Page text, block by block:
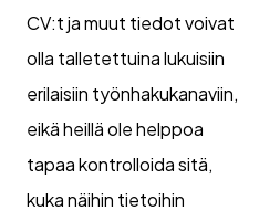
CV:t ja muut tiedot voivat
olla talletettuina lukuisiin
erilaisiin työnhakukanaviin,
eikä heillä ole helppoa
tapaa kontrolloida sitä,
kuka näihin tietoihin